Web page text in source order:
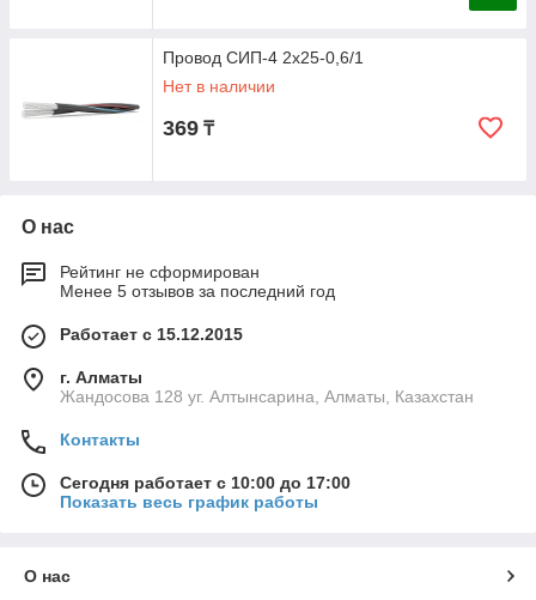
Провод СИП-4 2х25-0,6/1
Нет в наличии
369 ₸
О нас
Рейтинг не сформирован
Менее 5 отзывов за последний год
Работает с 15.12.2015
г. Алматы
Жандосова 128 уг. Алтынсарина, Алматы, Казахстан
Контакты
Сегодня работает с 10:00 до 17:00
Показать весь график работы
О нас